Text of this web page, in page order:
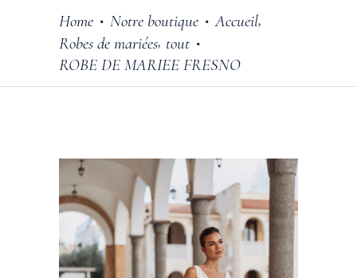
Home • Notre boutique •Accueil,
Robes de mariées, tout •
ROBE DE MARIEE FRESNO